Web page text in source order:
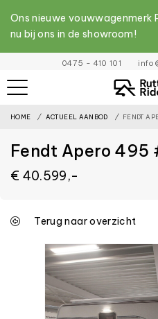
must
and
be
placed
inside
assets
0475 - 410 101
Ons nieuwe vouwwagenmerk
nu bij ons in de showroom!
HOME ACTUEEL AANBOD FENDT
Fendt Apero 495
€ 40.599,-
Terug naar overzicht